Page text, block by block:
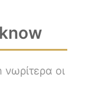
νωρίτερα οι